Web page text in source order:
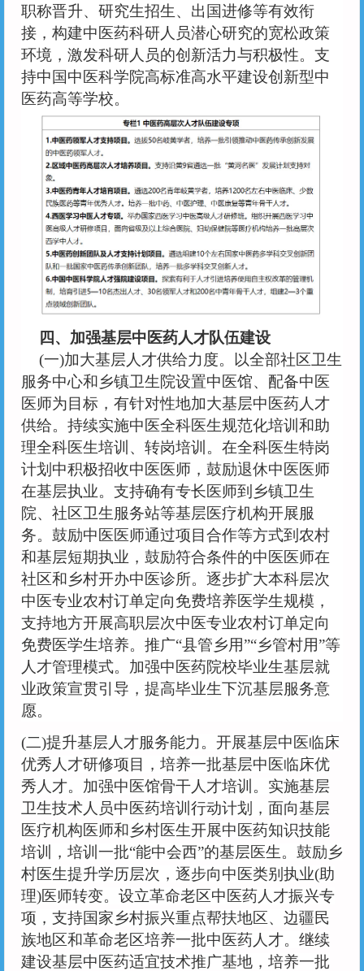
职称晋升、研究生招生、出国进修等有效衔
接，构建中医药科研人员潜心研究的宽松政策
环境，激发科研人员的创新活力与积极性。支
持中国中医科学院高标准高水平建设创新型中
医药高等学校。
四、加强基层中医药人才队伍建设
(一)加大基层人才供给力度。以全部社区卫生
服务中心和乡镇卫生院设置中医馆、配备中医
医师为目标，有针对性地加大基层中医药人才
供给。持续实施中医全科医生规范化培训和助
理全科医生培训、转岗培训。在全科医生特岗
计划中积极招收中医医师，鼓励退休中医医师
在基层执业。支持确有专长医师到乡镇卫生
院、社区卫生服务站等基层医疗机构开展服
务。鼓励中医医师通过项目合作等方式到农村
和基层短期执业，鼓励符合条件的中医医师在
社区和乡村开办中医诊所。逐步扩大本科层次
中医专业农村订单定向免费培养医学生规模，
支持地方开展高职层次中医专业农村订单定向
免费医学生培养。推广“县管乡用”“乡管村用”等
人才管理模式。加强中医药院校毕业生基层就
业政策宣贯引导，提高毕业生下沉基层服务意
愿。
(二)提升基层人才服务能力。开展基层中医临床
优秀人才研修项目，培养一批基层中医临床优
秀人才。加强中医馆骨干人才培训。实施基层
卫生技术人员中医药培训行动计划，面向基层
医疗机构医师和乡村医生开展中医药知识技能
培训，培训一批“能中会西”的基层医生。鼓励乡
村医生提升学历层次，逐步向中医类别执业(助
理)医师转变。设立革命老区中医药人才振兴专
项，支持国家乡村振兴重点帮扶地区、边疆民
族地区和革命老区培养一批中医药人才。继续
建设基层中医药适宜技术推广基地，培养一批